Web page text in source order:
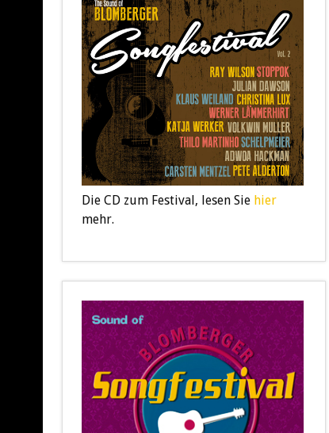
Die CD zum Festival, lesen Sie hier
mehr.